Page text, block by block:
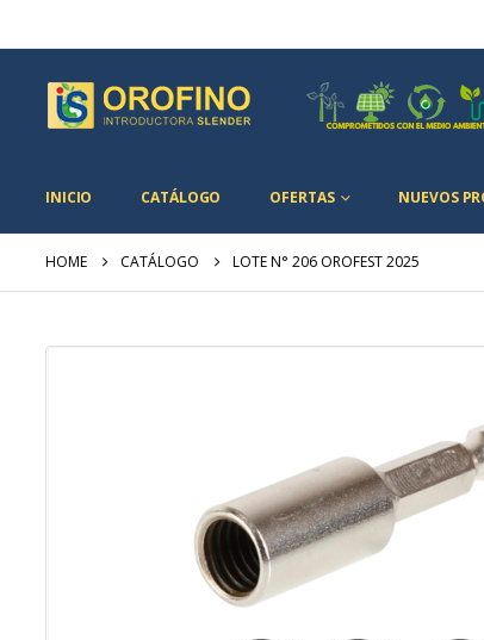
INICIO CATÁLOGO OFERTAS NUEVOS
HOME CATÁLOGO LOTE N° 206 OROFEST 2025